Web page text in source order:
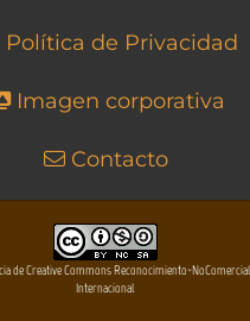
Política de Privacidad
Imagen corporativa
Contacto
de Creative Commons Reconocimiento-
Internacional